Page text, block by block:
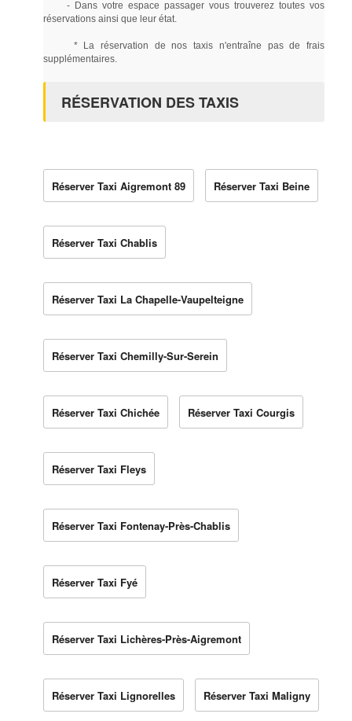
- Dans votre espace passager vous trouverez toutes vos
réservations ainsi que leur état.
* La réservation de nos taxis n'entraîne pas de frais
supplémentaires.
RÉSERVATION DES TAXIS
Réserver Taxi Aigremont 89 Réserver Taxi Beine
Réserver Taxi Chablis
Réserver Taxi La Chapelle-Vaupelteigne
Réserver Taxi Chemilly-Sur-Serein
Réserver Taxi Chichée Réserver Taxi Courgis
Réserver Taxi Fleys
Réserver Taxi Fontenay-Près-Chablis
Réserver Taxi Fyé
Réserver Taxi Lichères-Près-Aigremont
Réserver Taxi Lignorelles Réserver Taxi Maligny